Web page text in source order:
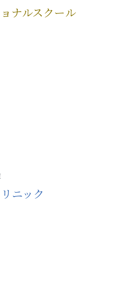
ナルスクール
ニック